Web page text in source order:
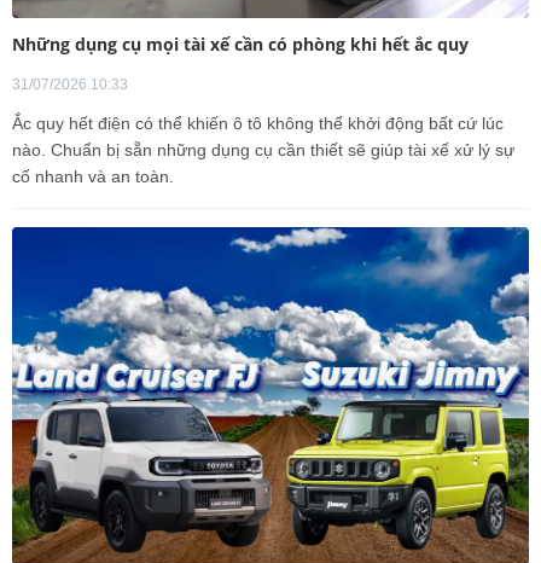
Những dụng cụ mọi tài xế cần có phòng khi hết ắc quy
31/07/2026 10:33
Ắc quy hết điện có thể khiến ô tô không thể khởi động bất cứ lúc
nào. Chuẩn bị sẵn những dụng cụ cần thiết sẽ giúp tài xế xử lý sự
cố nhanh và an toàn.